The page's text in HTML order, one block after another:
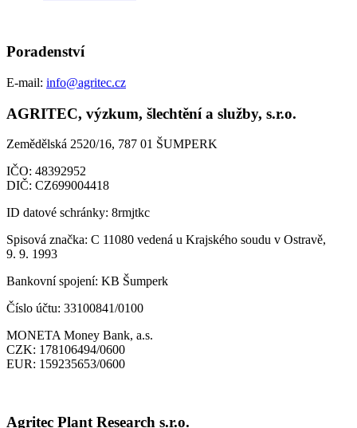
Poradenství
E-mail: info@agritec.cz
AGRITEC, výzkum, šlechtění a služby, s.r.o.
Zemědělská 2520/16, 787 01 ŠUMPERK
IČO: 48392952
DIČ: CZ699004418
ID datové schránky: 8rmjtkc
Spisová značka: C 11080 vedená u Krajského soudu v Ostravě,
9. 9. 1993
Bankovní spojení: KB Šumperk
Číslo účtu: 33100841/0100
MONETA Money Bank, a.s.
CZK: 178106494/0600
EUR: 159235653/0600
Agritec Plant Research s.r.o.